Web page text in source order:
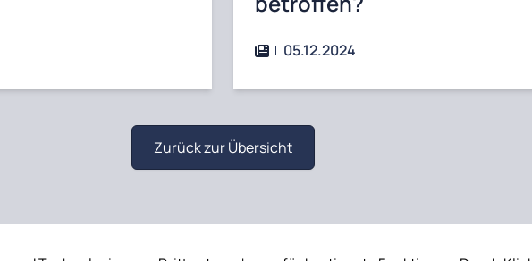
05.12.2024
Zurück zur Übersicht